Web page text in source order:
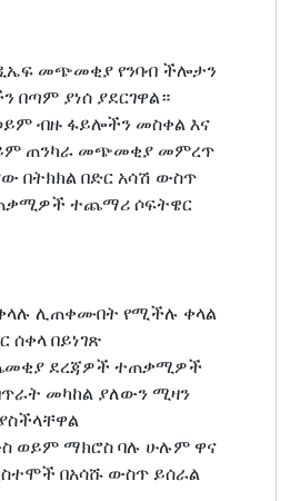
መጭመቂያ የንባብ ችሎታን
በጣም ያነሰ ያደርገዋል።
ብዙ ፋይሎችን መስቀል እና
ጠንካራ መጭመቂያ መምረጥ
በትክክል በድር አሳሽ ውስጥ
ተጨማሪ ሶፍትዌር
ሊጠቀሙበት የሚችሉ ቀላል
ሰቀላ በይነገጽ
ደረጃዎች ተጠቃሚዎች
መካከል ያለውን ሚዛን
ወይም ማክሮስ ባሉ ሁሉም ዋና
በአሳሹ ውስጥ ይሰራል